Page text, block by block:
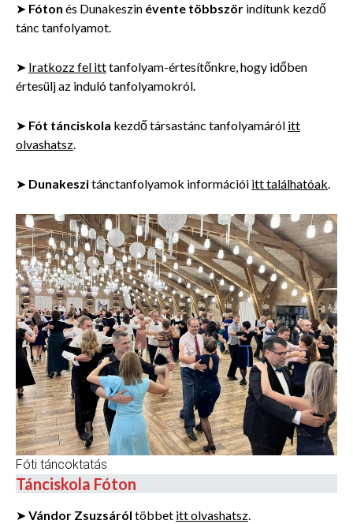
➤ Fóton és Dunakeszin évente többször indítunk kezdő
tánc tanfolyamot.
➤ Iratkozz fel itttanfolyam-értesítőnkre, hogy időben
értesülj az induló tanfolyamokról.
➤ Fót tánciskola kezdő társastánc tanfolyamáról itt
olvashatsz.
➤ Dunakeszitánctanfolyamok információi itt találhatóak.
Fóti táncoktatás
Tánciskola Fóton
➤Vándor Zsuzsáról többet itt olvashatsz.